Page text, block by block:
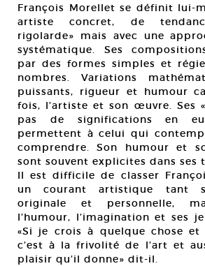
François Morellet se définit lui-
artiste concret, de
rigolarde» mais avec une
systématique. Ses
par des formes simples et
nombres. Variations
puissants, rigueur et humour
fois, l’artiste et son œuvre. Ses
pas de significations en
permettent à celui qui
comprendre. Son humour et
sont souvent explicites dans ses
Il est difficile de classer
un courant artistique tant
originale et personnelle,
l’humour, l’imagination et ses
«Si je crois à quelque chose et
c’est à la frivolité de l’art et
plaisir qu’il donne» dit-il.